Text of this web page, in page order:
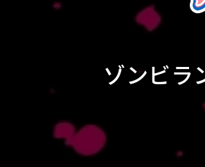
ゾンビラ